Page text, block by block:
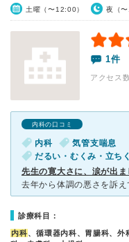
土曜（〜12:00） 夜（
1件
アクセス
内科の口コミ
内科
気管支喘息
だるい・むくみ・立ち
先生の寛大さに、涙が出ま
診療科目：
内科、循環器内科、胃腸科、外